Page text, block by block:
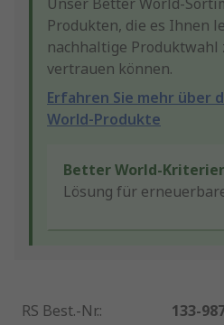
Unser Better World-
Produkten, die es Ihnen
nachhaltige Produktwahl
vertrauen können.
Erfahren Sie mehr über
World-Produkte
Better World-
Lösung für
RS Best.-Nr.:
133-